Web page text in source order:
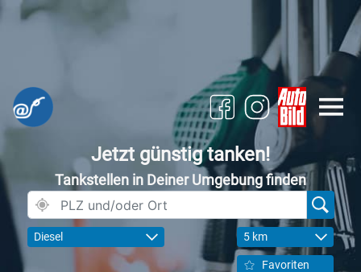
Jetzt günstig tanken!
Tankstellen in Deiner Umgebung finden
Diesel 5 km
Favoriten